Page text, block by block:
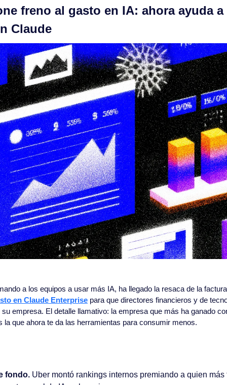
freno al gasto en IA: ahora ayuda a
Claude
a los equipos a usar más IA, ha llegado la resaca de la
en Claude Enterprise para que directores financieros y de
empresa. El detalle llamativo: la empresa que más ha ganado
la que ahora te da las herramientas para consumir menos.
fondo. Uber montó rankings internos premiando a quien